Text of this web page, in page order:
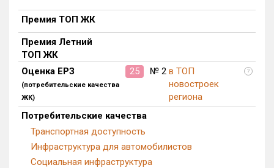
Премия ТОП ЖК
Премия Летний
ТОП ЖК
Оценка ЕРЗ
(потребительские качества
ЖК)
25 № 2 в ТОП
новостроек
региона
?
Потребительские качества
Транспортная доступность
Инфраструктура для автомобилистов
Социальная инфраструктура